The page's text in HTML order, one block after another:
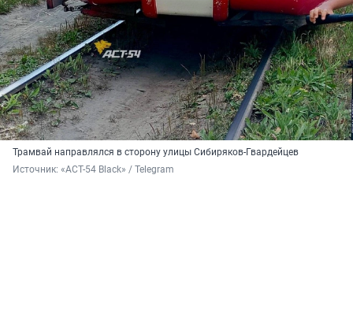
Трамвай направлялся в сторону улицы Сибиряков-Гвардейцев
Источник: «ACT-54 Black» / Telegram